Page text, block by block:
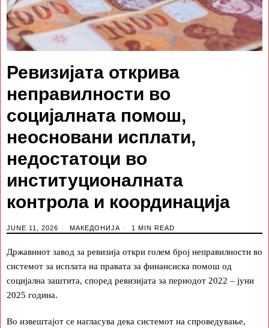
Ревизијата открива
неправилности во
социјалната помош,
неосновани исплати,
недостатоци во
институционалната
контрола и координација
JUNE 11, 2026 МАКЕДОНИЈА 1 MIN READ
Државниот завод за ревизија откри голем број неправилности во
системот за исплата на правата за финансиска помош од
социјална заштита, според ревизијата за периодот 2022 – јуни
2025 година.
Во извештајот се нагласува дека системот на спроведување,